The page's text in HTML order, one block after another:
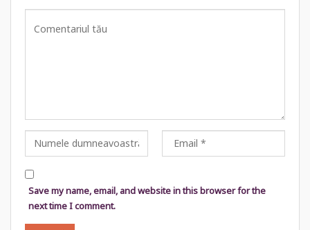
Save my name, email, and website in this browser for the
next time I comment.